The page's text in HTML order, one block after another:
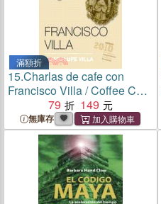
滿額折
15.Charlas de cafe con
Francisco Villa / Coffee Chat
with Francisco Villa
79 149
無庫存